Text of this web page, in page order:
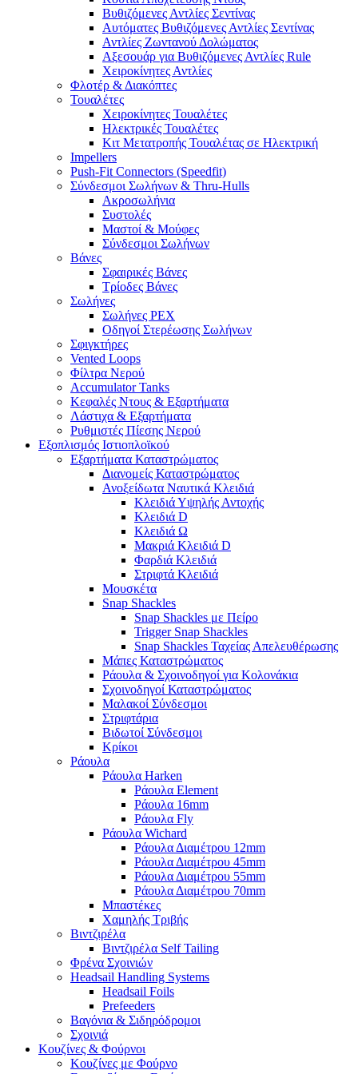
Βυθιζόμενες Αντλίες Σεντίνας
Αυτόματες Βυθιζόμενες Αντλίες Σεντίνας
Αντλίες Ζωντανού Δολώματος
Αξεσουάρ για Βυθιζόμενες Αντλίες Rule
Χειροκίνητες Αντλίες
Φλοτέρ & Διακόπτες
Τουαλέτες
Χειροκίνητες Τουαλέτες
Ηλεκτρικές Τουαλέτες
Κιτ Μετατροπής Τουαλέτας σε Ηλεκτρική
Impellers
Push-Fit Connectors (Speedfit)
Σύνδεσμοι Σωλήνων & Thru-Hulls
Ακροσωλήνια
Συστολές
Μαστοί & Μούφες
Σύνδεσμοι Σωλήνων
Βάνες
Σφαιρικές Βάνες
Τρίοδες Βάνες
Σωλήνες
Σωλήνες PEX
Οδηγοί Στερέωσης Σωλήνων
Σφιγκτήρες
Vented Loops
Φίλτρα Νερού
Accumulator Tanks
Κεφαλές Ντους & Εξαρτήματα
Λάστιχα & Εξαρτήματα
Ρυθμιστές Πίεσης Νερού
Εξοπλισμός Ιστιοπλοϊκού
Εξαρτήματα Καταστρώματος
Διανομείς Καταστρώματος
Ανοξείδωτα Ναυτικά Κλειδιά
Κλειδιά Υψηλής Αντοχής
Κλειδιά D
Κλειδιά Ω
Μακριά Κλειδιά D
Φαρδιά Κλειδιά
Στριφτά Κλειδιά
Μουσκέτα
Snap Shackles
Snap Shackles με Πείρο
Trigger Snap Shackles
Snap Shackles Ταχείας Απελευθέρωσης
Μάπες Καταστρώματος
Ράουλα & Σχοινοδηγοί για Κολονάκια
Σχοινοδηγοί Καταστρώματος
Μαλακοί Σύνδεσμοι
Στριφτάρια
Βιδωτοί Σύνδεσμοι
Κρίκοι
Ράουλα
Ράουλα Harken
Ράουλα Element
Ράουλα 16mm
Ράουλα Fly
Ράουλα Wichard
Ράουλα Διαμέτρου 12mm
Ράουλα Διαμέτρου 45mm
Ράουλα Διαμέτρου 55mm
Ράουλα Διαμέτρου 70mm
Μπαστέκες
Χαμηλής Τριβής
Βιντζιρέλα
Βιντζιρέλα Self Tailing
Φρένα Σχοινιών
Headsail Handling Systems
Headsail Foils
Prefeeders
Βαγόνια & Σιδηρόδρομοι
Σχοινιά
Κουζίνες & Φούρνοι
Κουζίνες με Φούρνο